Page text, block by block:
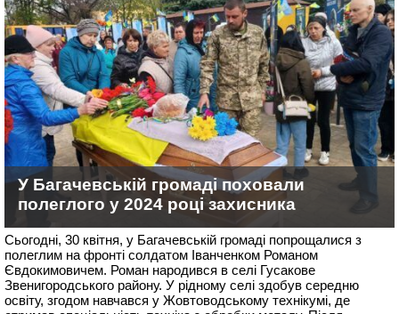
У Багачевській громаді поховали
полеглого у 2024 році захисника
Сьогодні, 30 квітня, у Багачевській громаді попрощалися з
полеглим на фронті солдатом Іванченком Романом
Євдокимовичем. Роман народився в селі Гусакове
Звенигородського району. У рідному селі здобув середню
освіту, згодом навчався у Жовтоводському технікумі, де